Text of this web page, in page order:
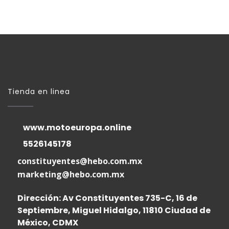
Tienda en linea
www.motoeuropa.online
5526145178
constituyentes@hebo.com.mx
marketing@hebo.com.mx
Dirección: Av Constituyentes 735-C, 16 de
Septiembre, Miguel Hidalgo, 11810 Ciudad de
México, CDMX